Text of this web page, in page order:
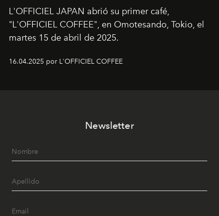
L'OFFICIEL JAPAN abrió su primer café,
"L'OFFICIEL COFFEE", en Omotesando, Tokio, el
martes 15 de abril de 2025.
16.04.2025 por L'OFFICIEL COFFEE
Newsletter